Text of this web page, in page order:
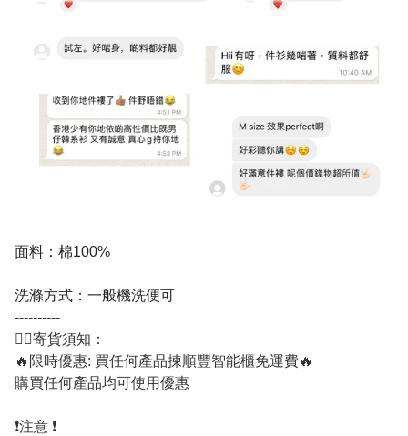
面料：棉100%
洗滌方式：一般機洗便可
----------
💁‍♂️寄貨須知：
🔥限時優惠: 買任何產品揀順豐智能櫃免運費🔥
購買任何產品均可使用優惠
❗️注意 ❗️